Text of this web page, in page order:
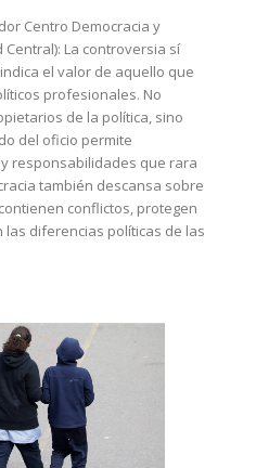
Centro Democracia y
La controversia sí
el valor de aquello que
profesionales. No
de la política, sino
del oficio permite
responsabilidades que rara
también descansa sobre
conflictos, protegen
diferencias políticas de las